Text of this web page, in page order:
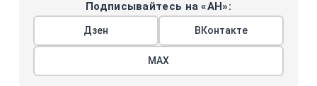
Подписывайтесь на «АН»:
Дзен ВКонтакте
МАХ